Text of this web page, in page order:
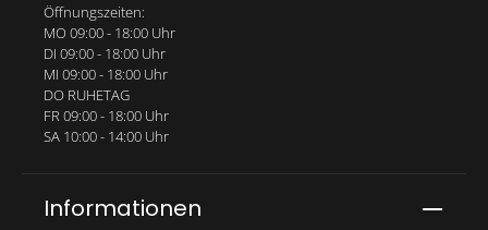
Öffnungszeiten:
MO 09:00 - 18:00 Uhr
DI 09:00 - 18:00 Uhr
MI 09:00 - 18:00 Uhr
DO RUHETAG
FR 09:00 - 18:00 Uhr
SA 10:00 - 14:00 Uhr
Informationen